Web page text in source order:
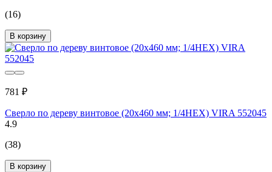
(16)
В корзину
781 ₽
Сверло по дереву винтовое (20x460 мм; 1/4HEX) VIRA 552045
4.9
(38)
В корзину